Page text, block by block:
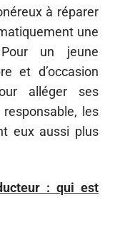
à réparer
une
un jeune
et d’occasion
alléger ses
responsable, les
eux aussi plus
: qui est